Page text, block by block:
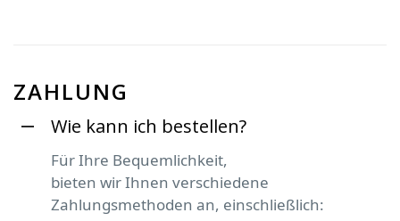
ZAHLUNG
Wie kann ich bestellen?
Für Ihre Bequemlichkeit,
bieten wir Ihnen verschiedene
Zahlungsmethoden an, einschließlich: